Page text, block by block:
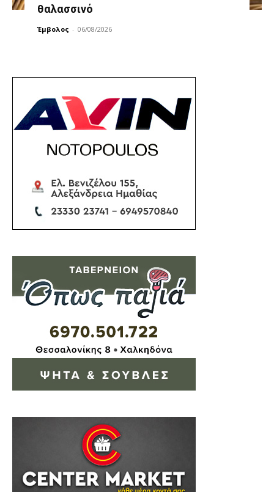
θαλασσινό
Έμβολος - 06/08/2026